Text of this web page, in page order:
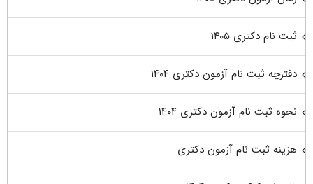
ثبت نام دکتری ۱۴۰۵
دفترچه ثبت نام آزمون دکتری ۱۴۰۴
نحوه ثبت نام آزمون دکتری ۱۴۰۴
هزینه ثبت نام آزمون دکتری